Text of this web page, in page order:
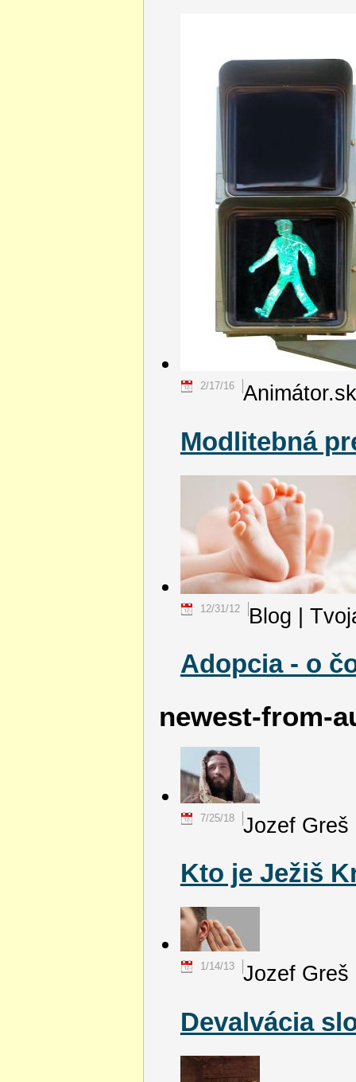
Animátor.sk
2/17/16
Modlitebná
Blog |
12/31/12
Adopcia - o
newest-from-
Jozef Greš
7/25/18
Kto je Ježiš
Jozef Greš
1/14/13
Devalvácia